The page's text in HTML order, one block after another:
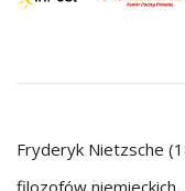
Fryderyk Nietzsche
filozofów